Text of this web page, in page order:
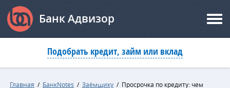
Банк Адвизор
Подобрать кредит, займ или вклад
Главная / БанкNotes / Заёмщику / Просрочка по кредиту: чем